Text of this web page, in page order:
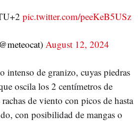
pic.twitter.com/peeKeB5USz
August 12, 2024
intenso de granizo, cuyas piedras
oscila los 2 centímetros de
de viento con picos de hasta
con posibilidad de mangas o